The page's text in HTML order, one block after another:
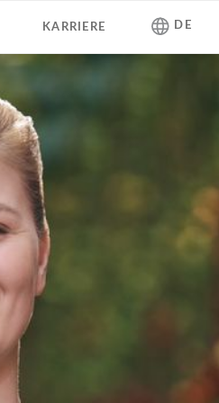
DE
überspringen
KARRIERE